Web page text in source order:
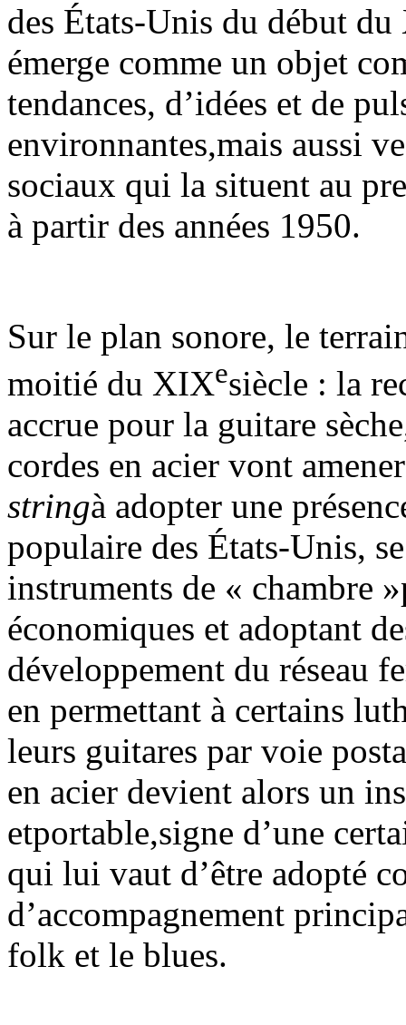
des États-Unis du début
émerge comme un objet
tendances, d’idées et de
environnantes,mais aussi
sociaux qui la situent au
à partir des années 1950.
Sur le plan sonore, le
moitié du XIXesiècle : la
accrue pour la guitare
cordes en acier vont
stringà adopter une
populaire des États-Unis,
instruments de « chambre
économiques et adoptant
développement du réseau
en permettant à certains
leurs guitares par voie
en acier devient alors un
etportable,signe d’une
qui lui vaut d’être adopté
d’accompagnement
folk et le blues.